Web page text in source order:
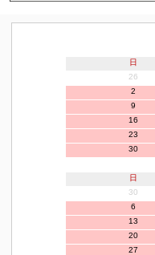
日
26
2
9
16
23
30
日
30
6
13
20
27